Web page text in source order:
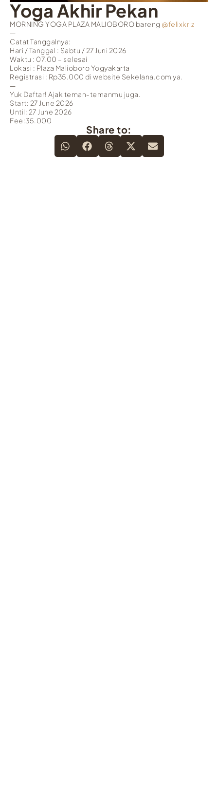
Yoga Akhir Pekan
MORNING YOGA PLAZA MALIOBORO bareng @felixkriz
—
Catat Tanggalnya:
Hari / Tanggal : Sabtu / 27 Juni 2026
Waktu : 07.00 – selesai
Lokasi : Plaza Malioboro Yogyakarta
Registrasi : Rp35.000 di website Sekelana.com ya.
—
Yuk Daftar! Ajak teman-temanmu juga.
Start: 27 June 2026
Until: 27 June 2026
Fee:35.000
Share to: